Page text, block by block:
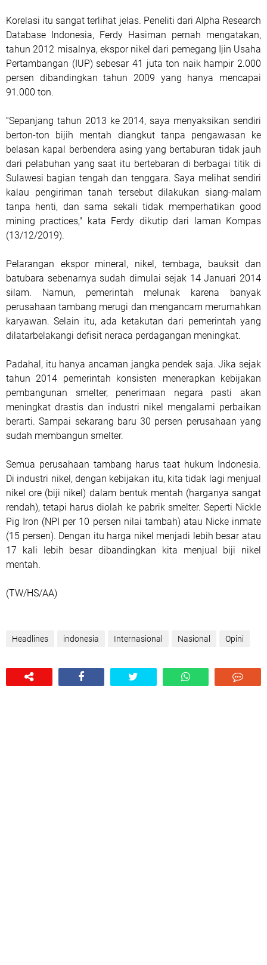
Korelasi itu sangat terlihat jelas. Peneliti dari Alpha Research
Database Indonesia, Ferdy Hasiman pernah mengatakan,
tahun 2012 misalnya, ekspor nikel dari pemegang Ijin Usaha
Pertambangan (IUP) sebesar 41 juta ton naik hampir 2.000
persen dibandingkan tahun 2009 yang hanya mencapai
91.000 ton.
“Sepanjang tahun 2013 ke 2014, saya menyaksikan sendiri
berton-ton bijih mentah diangkut tanpa pengawasan ke
belasan kapal berbendera asing yang bertaburan tidak jauh
dari pelabuhan yang saat itu bertebaran di berbagai titik di
Sulawesi bagian tengah dan tenggara. Saya melihat sendiri
kalau pengiriman tanah tersebut dilakukan siang-malam
tanpa henti, dan sama sekali tidak memperhatikan good
mining practices," kata Ferdy dikutip dari laman Kompas
(13/12/2019).
Pelarangan ekspor mineral, nikel, tembaga, bauksit dan
batubara sebenarnya sudah dimulai sejak 14 Januari 2014
silam. Namun, pemerintah melunak karena banyak
perusahaan tambang merugi dan mengancam merumahkan
karyawan. Selain itu, ada ketakutan dari pemerintah yang
dilatarbelakangi defisit neraca perdagangan meningkat.
Padahal, itu hanya ancaman jangka pendek saja. Jika sejak
tahun 2014 pemerintah konsisten menerapkan kebijakan
pembangunan smelter, penerimaan negara pasti akan
meningkat drastis dan industri nikel mengalami perbaikan
berarti. Sampai sekarang baru 30 persen perusahaan yang
sudah membangun smelter.
Semua perusahaan tambang harus taat hukum Indonesia.
Di industri nikel, dengan kebijakan itu, kita tidak lagi menjual
nikel ore (biji nikel) dalam bentuk mentah (harganya sangat
rendah), tetapi harus diolah ke pabrik smelter. Seperti Nickle
Pig Iron (NPI per 10 persen nilai tambah) atau Nicke inmate
(15 persen). Dengan itu harga nikel menjadi lebih besar atau
17 kali lebih besar dibandingkan kita menjual biji nikel
mentah.
(TW/HS/AA)
Headlines indonesia Internasional Nasional Opini